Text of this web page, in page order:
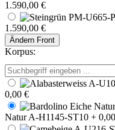
1.590,00 €
1.590,00 €
Ändern Front
Korpus:
0,00 €
Natur A-H1145-ST10 +